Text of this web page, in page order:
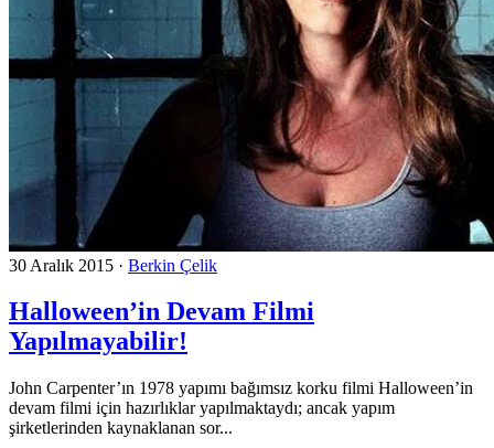
30 Aralık 2015 · Berkin Çelik
Halloween’in Devam Filmi
Yapılmayabilir!
John Carpenter’ın 1978 yapımı bağımsız korku filmi Halloween’in
devam filmi için hazırlıklar yapılmaktaydı; ancak yapım
şirketlerinden kaynaklanan sor...